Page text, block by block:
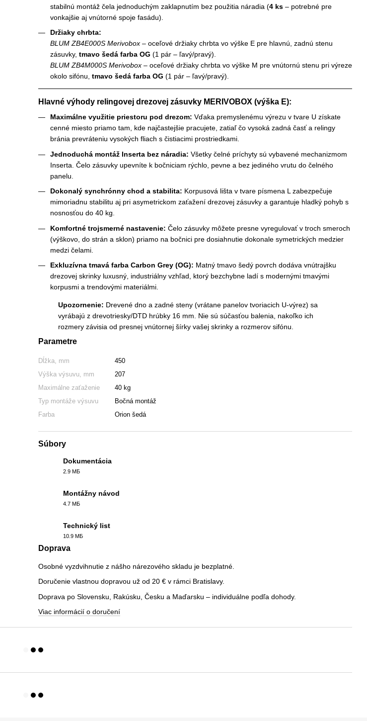
stabilnú montáž čela jednoduchým zaklapnutím bez použitia náradia (4 ks – potrebné pre
vonkajšie aj vnútorné spoje fasádu).
Držiaky chrbta:
BLUM ZB4E000S Merivobox – oceľové držiaky chrbta vo výške E pre hlavnú, zadnú stenu
zásuvky, tmavo šedá farba OG (1 pár – ľavý/pravý).
BLUM ZB4M000S Merivobox – oceľové držiaky chrbta vo výške M pre vnútornú stenu pri výreze
okolo sifónu, tmavo šedá farba OG (1 pár – ľavý/pravý).
Hlavné výhody relingovej drezovej zásuvky MERIVOBOX (výška E):
Maximálne využitie priestoru pod drezom: Vďaka premyslenému výrezu v tvare U získate
cenné miesto priamo tam, kde najčastejšie pracujete, zatiaľ čo vysoká zadná časť a relingy
bránia prevráteniu vysokých fliach s čistiacimi prostriedkami.
Jednoduchá montáž Inserta bez náradia: Všetky čelné príchyty sú vybavené mechanizmom
Inserta. Čelo zásuvky upevníte k bočniciam rýchlo, pevne a bez jediného vrutu do čelného
panelu.
Dokonalý synchrónny chod a stabilita: Korpusová lišta v tvare písmena L zabezpečuje
mimoriadnu stabilitu aj pri asymetrickom zaťažení drezovej zásuvky a garantuje hladký pohyb s
nosnosťou do 40 kg.
Komfortné trojsmerné nastavenie: Čelo zásuvky môžete presne vyregulovať v troch smeroch
(výškovo, do strán a sklon) priamo na bočnici pre dosiahnutie dokonale symetrických medzier
medzi čelami.
Exkluzívna tmavá farba Carbon Grey (OG): Matný tmavo šedý povrch dodáva vnútrajšku
drezovej skrinky luxusný, industriálny vzhľad, ktorý bezchybne ladí s modernými tmavými
korpusmi a trendovými materiálmi.
Upozornenie: Drevené dno a zadné steny (vrátane panelov tvoriacich U-výrez) sa
vyrábajú z drevotriesky/DTD hrúbky 16 mm. Nie sú súčasťou balenia, nakoľko ich
rozmery závisia od presnej vnútornej šírky vašej skrinky a rozmerov sifónu.
Parametre
Dĺžka, mm
450
Výška výsuvu, mm
207
Maximálne zaťaženie
40 kg
Typ montáže výsuvu
Bočná montáž
Farba
Orion šedá
Súbory
Dokumentácia
2.9 МБ
Montážny návod
4.7 МБ
Technický list
10.9 МБ
Doprava
Osobné vyzdvihnutie z nášho nárezového skladu je bezplatné.
Doručenie vlastnou dopravou už od 20 € v rámci Bratislavy.
Doprava po Slovensku, Rakúsku, Česku a Maďarsku – individuálne podľa dohody.
Viac informácií o doručení